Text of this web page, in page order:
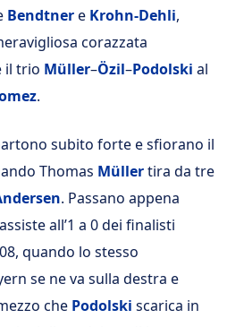
Bendtnere Krohn-Dehli,
corazzata
il trio Müller–Özil–Podolski al
.
subito forte e sfiorano il
Thomas Müllertira da tre
. Passano appena
all’1 a 0 dei finalisti
quando lo stesso
se ne va sulla destra e
che Podolski scarica in